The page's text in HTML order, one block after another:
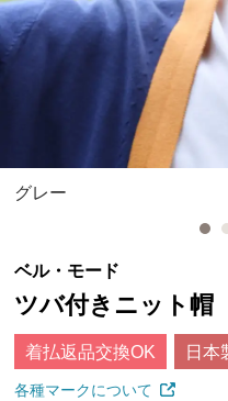
グレー
ベル・モード
ツバ付きニット帽
着払返品交換OK 日本
各種マークについて